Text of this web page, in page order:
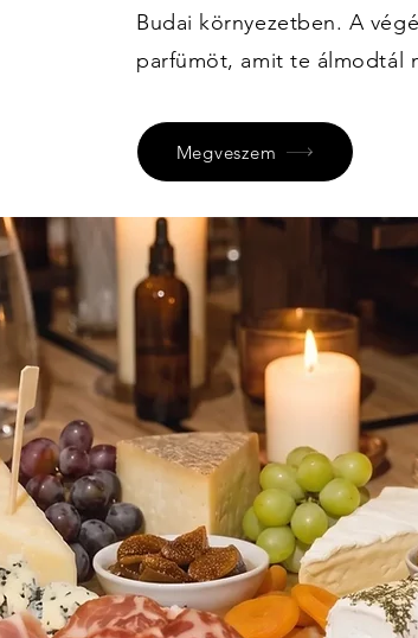
Budai környezetben. A
parfümöt, amit te álmodtál
Megveszem